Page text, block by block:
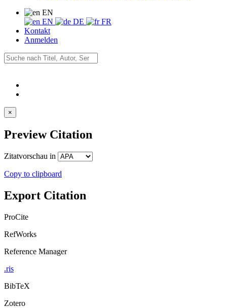
EN
EN
DE
FR
Kontakt
Anmelden
×
Preview Citation
Zitatvorschau in
Copy to clipboard
Export Citation
ProCite
RefWorks
Reference Manager
.ris
BibTeX
Zotero